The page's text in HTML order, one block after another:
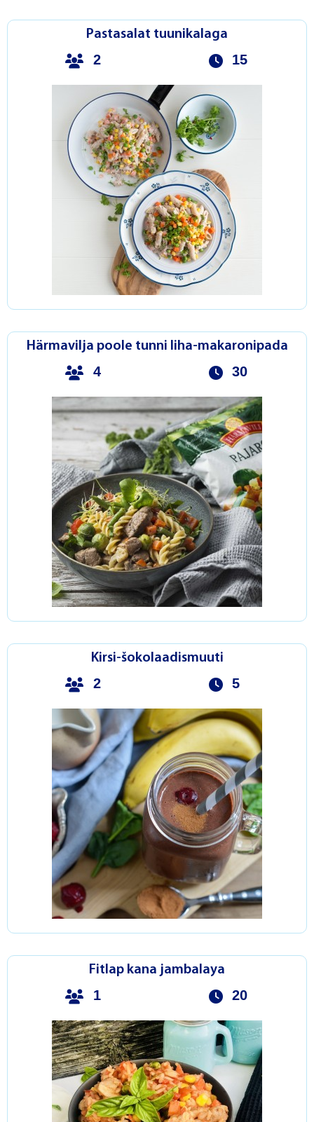
Pastasalat tuunikalaga
2 15
Härmavilja poole tunni liha-makaronipada
4 30
Kirsi-šokolaadismuuti
2 5
Fitlap kana jambalaya
1 20